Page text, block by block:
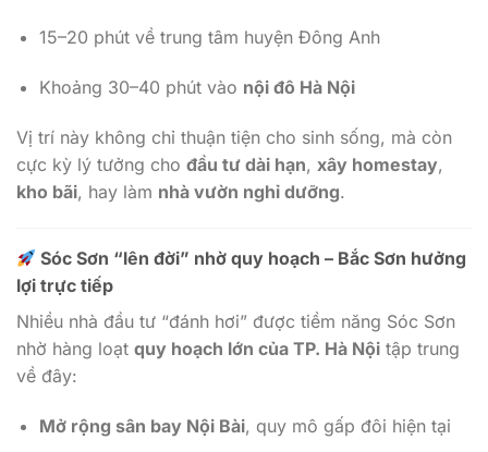
15–20 phút về trung tâm huyện Đông Anh
Khoảng 30–40 phút vào nội đô Hà Nội
Vị trí này không chỉ thuận tiện cho sinh sống, mà còn
cực kỳ lý tưởng cho đầu tư dài hạn, xây homestay,
kho bãi, hay làm nhà vườn nghỉ dưỡng.
Sóc Sơn “lên đời” nhờ quy hoạch – Bắc Sơn hưởng
lợi trực tiếp
Nhiều nhà đầu tư “đánh hơi” được tiềm năng Sóc Sơn
nhờ hàng loạt quy hoạch lớn của TP. Hà Nội tập trung
về đây:
Mở rộng sân bay Nội Bài, quy mô gấp đôi hiện tại